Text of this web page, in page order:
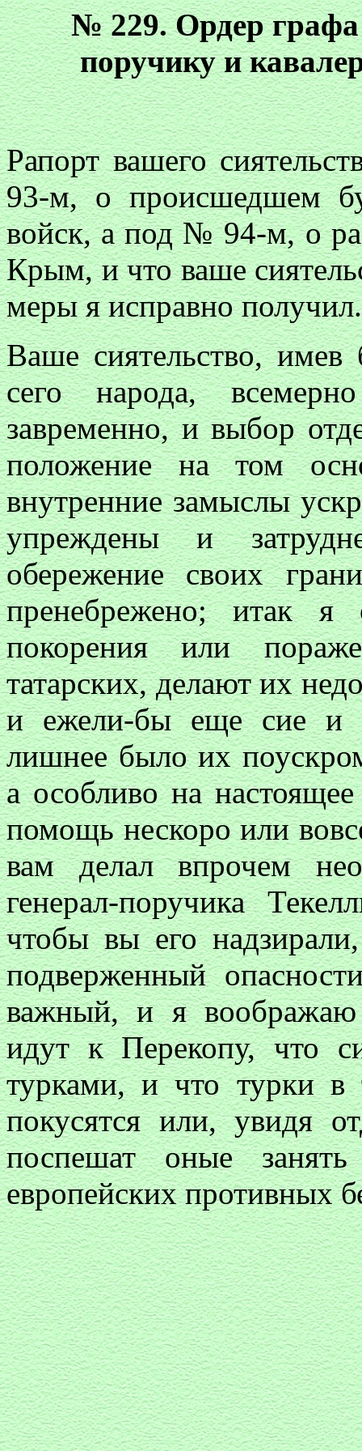
№ 229. Ордер
поручику и
Рапорт вашего
93-м, о происшедшем
войск, а под № 94-м, о
Крым, и что ваше
меры я исправно
Ваше сиятельство,
сего народа,
завременно, и выбор
положение на том
внутренние замыслы
упреждены и
обережение своих
пренебрежено; итак
покорения или
татарских, делают их
и ежели-бы еще сие и
лишнее было их
а особливо на
помощь нескоро или
вам делал впрочем
генерал-поручика
чтобы вы его
подверженный
важный, и я воображаю
идут к Перекопу, что
турками, и что турки
покусятся или, увидя
поспешат оные
европейских противных